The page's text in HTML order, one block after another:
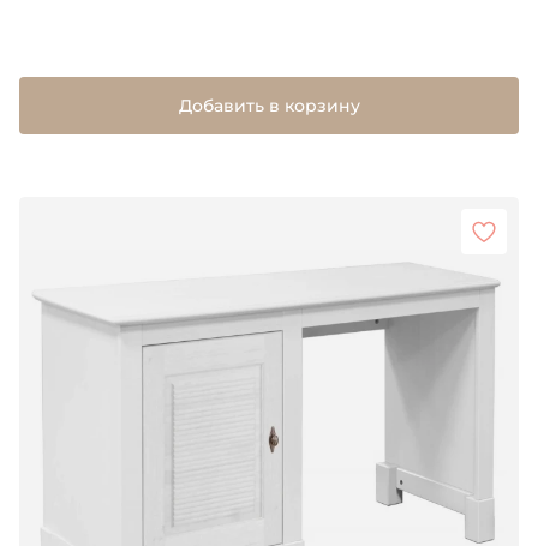
Добавить в корзину